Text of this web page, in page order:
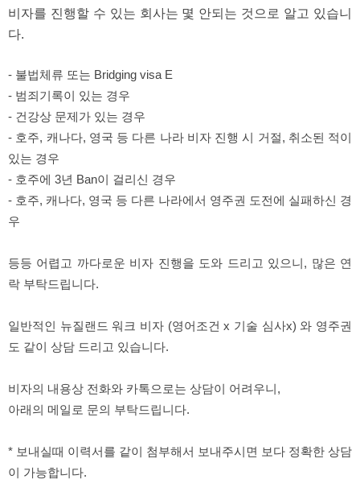
비자를 진행할 수 있는 회사는 몇 안되는 것으로 알고 있습니
다.
- 불법체류 또는 Bridging visa E
- 범죄기록이 있는 경우
- 건강상 문제가 있는 경우
- 호주, 캐나다, 영국 등 다른 나라 비자 진행 시 거절, 취소된 적이
있는 경우
- 호주에 3년 Ban이 걸리신 경우
- 호주, 캐나다, 영국 등 다른 나라에서 영주권 도전에 실패하신 경
우
등등 어렵고 까다로운 비자 진행을 도와 드리고 있으니, 많은 연
락 부탁드립니다.
일반적인 뉴질랜드 워크 비자 (영어조건 x 기술 심사x) 와 영주권
도 같이 상담 드리고 있습니다.
비자의 내용상 전화와 카톡으로는 상담이 어려우니,
아래의 메일로 문의 부탁드립니다.
* 보내실때 이력서를 같이 첨부해서 보내주시면 보다 정확한 상담
이 가능합니다.